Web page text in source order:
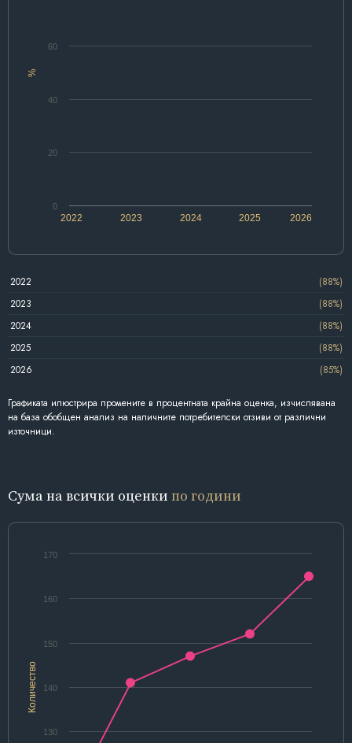
%
2022 2024 2026
2023 2025
0
20
40
60
2022
(88%)
2023
(88%)
2024
(88%)
2025
(88%)
2026
(85%)
Графиката илюстрира промените в процентната крайна оценка, изчислявана
на база обобщен анализ на наличните потребителски отзиви от различни
източници.
Сума на всички оценки по години
Количество
130
140
150
160
170